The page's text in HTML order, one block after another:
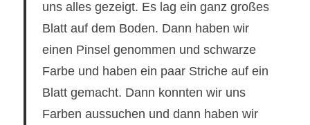
uns alles gezeigt. Es lag ein ganz großes
Blatt auf dem Boden. Dann haben wir
einen Pinsel genommen und schwarze
Farbe und haben ein paar Striche auf ein
Blatt gemacht. Dann konnten wir uns
Farben aussuchen und dann haben wir